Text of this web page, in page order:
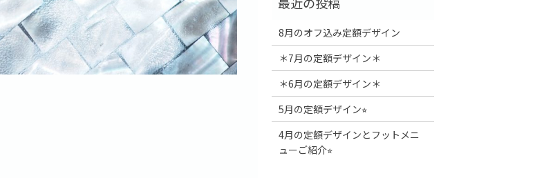
8月のオフ込み定額デザイン
＊7月の定額デザイン＊
＊6月の定額デザイン＊
5月の定額デザイン⭐︎
4月の定額デザインとフットメニ
ューご紹介⭐︎